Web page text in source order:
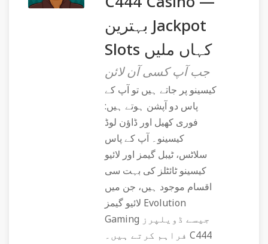
بہترین Jackpot
Slots کہاں ملیں
جب آپ کسی آن لائن
کیسینو پر جاتے ہیں تو آپ کے
پاس دو آپشن ہوتے ہیں:
فوری کھیل اور ڈاؤن لوڈ
کیسینو۔ آپ کے پاس
سلاٹس، ٹیبل گیمز اور لائیو
کیسینو ٹائٹلز کی بہت سی
اقسام موجود ہیں، جن میں
لائیو گیمز Evolution
Gaming جیسے ڈویلپرز
فراہم کرتے ہیں۔ C444